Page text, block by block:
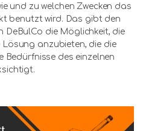
und zu welchen Zwecken das
benutzt wird. Das gibt den
DeBulCo die Möglichkeit, die
anzubieten, die die
Bedürfnisse des einzelnen